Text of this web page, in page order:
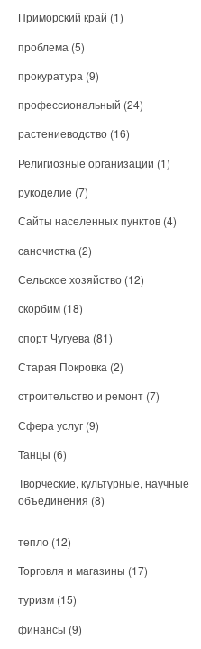
Приморский край (1)
проблема (5)
прокуратура (9)
профессиональный (24)
растениеводство (16)
Религиозные организации (1)
рукоделие (7)
Сайты населенных пунктов (4)
саночистка (2)
Сельское хозяйство (12)
скорбим (18)
спорт Чугуева (81)
Старая Покровка (2)
строительство и ремонт (7)
Сфера услуг (9)
Танцы (6)
Творческие, культурные, научные
объединения (8)
тепло (12)
Торговля и магазины (17)
туризм (15)
финансы (9)